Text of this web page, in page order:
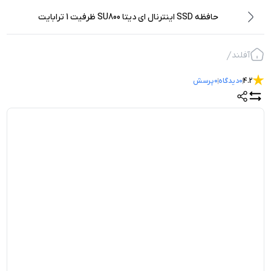
حافظه SSD اینترنال ای دیتا SU800 ظرفیت 1 ترابایت
آفلند
4.2
0دیدگاه0پرسش